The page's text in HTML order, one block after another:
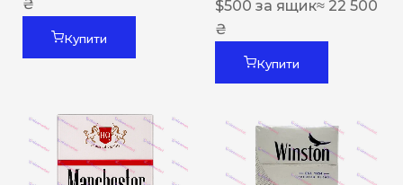
₴
Купити
$500 за ящик≈ 22 500
₴
Купити